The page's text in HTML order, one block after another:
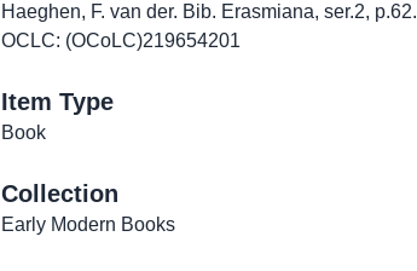
Haeghen, F. van der. Bib. Erasmiana, ser.2, p.62.
OCLC: (OCoLC)219654201
Item Type
Book
Collection
Early Modern Books